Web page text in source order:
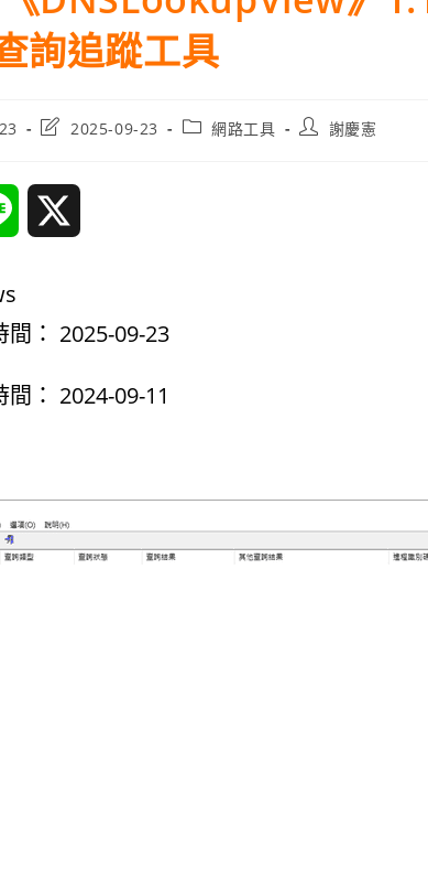
詢追蹤工具
Post2025-09-23
Post網路工具
Post謝慶憲
間： 2025-09-23
間： 2024-09-11